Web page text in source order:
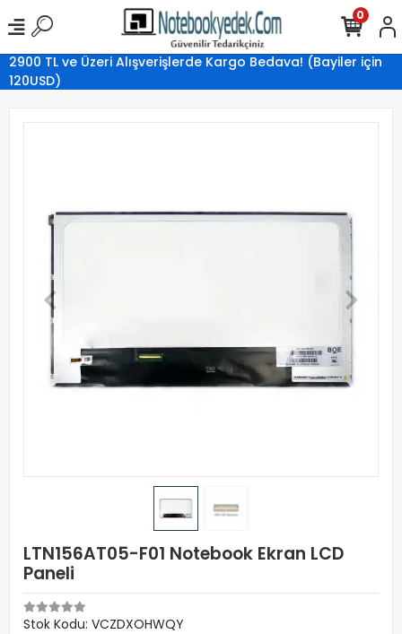
2900 TL ve Üzeri Alışverişlerde Kargo Bedava! (Bayiler için
120USD)
0
LTN156AT05-F01 Notebook Ekran LCD
Paneli
Stok Kodu: VCZDXOHWQY